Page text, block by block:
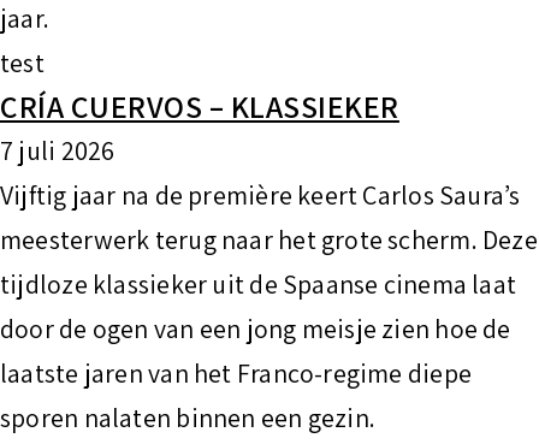
jaar.
test
CRÍA CUERVOS – KLASSIEKER
7 juli 2026
Vijftig jaar na de première keert Carlos Saura’s
meesterwerk terug naar het grote scherm. Deze
tijdloze klassieker uit de Spaanse cinema laat
door de ogen van een jong meisje zien hoe de
laatste jaren van het Franco-regime diepe
sporen nalaten binnen een gezin.